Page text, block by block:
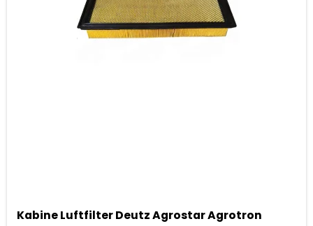
Kabine Luftfilter Deutz Agrostar Agrotron